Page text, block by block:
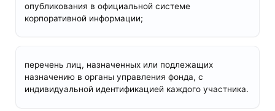
опубликования в официальной системе
корпоративной информации;
перечень лиц, назначенных или подлежащих
назначению в органы управления фонда, с
индивидуальной идентификацией каждого участника.